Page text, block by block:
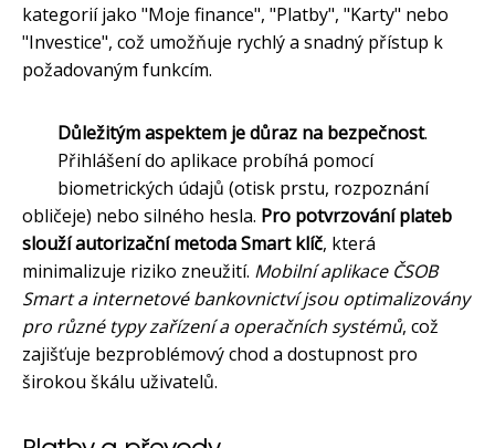
kategorií jako "Moje finance", "Platby", "Karty" nebo
"Investice", což umožňuje rychlý a snadný přístup k
požadovaným funkcím.
Důležitým aspektem je důraz na bezpečnost.
Přihlášení do aplikace probíhá pomocí
biometrických údajů (otisk prstu, rozpoznání
obličeje) nebo silného hesla. Pro potvrzování plateb
slouží autorizační metoda Smart klíč, která
minimalizuje riziko zneužití. Mobilní aplikace ČSOB
Smart a internetové bankovnictví jsou optimalizovány
pro různé typy zařízení a operačních systémů, což
zajišťuje bezproblémový chod a dostupnost pro
širokou škálu uživatelů.